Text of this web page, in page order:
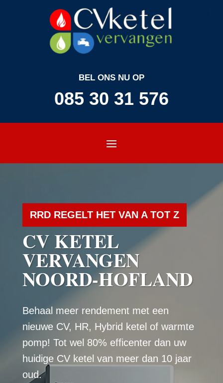
BEL ONS NU OP
085 30 31 576
RRD REGELT HET VAN A TOT Z
CV KETEL
VERVANGEN
NOORD-HOFLAND
Behaal meer rendement met een
nieuwe CV, HR, Hybrid ketel of warmte
pomp! Tot wel 80% efficenter dan uw
huidige CV ketel van meer dan 10 jaar
oud.